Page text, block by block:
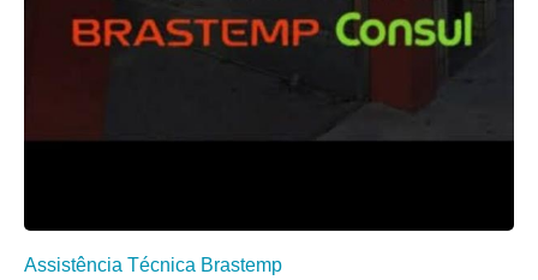
Assistência Técnica Brastemp